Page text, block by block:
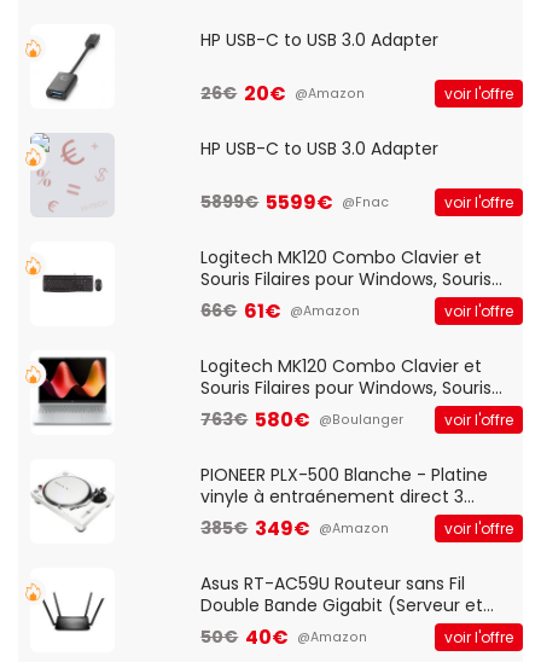
HP USB-C to USB 3.0 Adapter
26€ 20€ @Amazon voir l'offre
HP USB-C to USB 3.0 Adapter
5899€ 5599€ @Fnac voir l'offre
Logitech MK120 Combo Clavier et
Souris Filaires pour Windows, Souris
Optique Filaire, Connexion USB Plug
And Play, Confortable, Taille
QWERTY UK - Noir
66€ 61€ @Amazon voir l'offre
Logitech MK120 Combo Clavier et
Souris Filaires pour Windows, Souris
Optique Filaire, Connexion USB Plug
And Play, Confortable, Taille
QWERTY UK - Noir
763€ 580€ @Boulanger voir l'offre
PIONEER PLX-500 Blanche - Platine
vinyle à entraénement direct 3
vitesses (33-45-78 trs/min) avec
pre-ampli intégré et port USB
385€ 349€ @Amazon voir l'offre
Asus RT-AC59U Routeur sans Fil
Double Bande Gigabit (Serveur et
Client VPN, Triple Vlan, Mode Point
d'accès et Bridge, contrôle Parental,
50€ 40€ @Amazon voir l'offre